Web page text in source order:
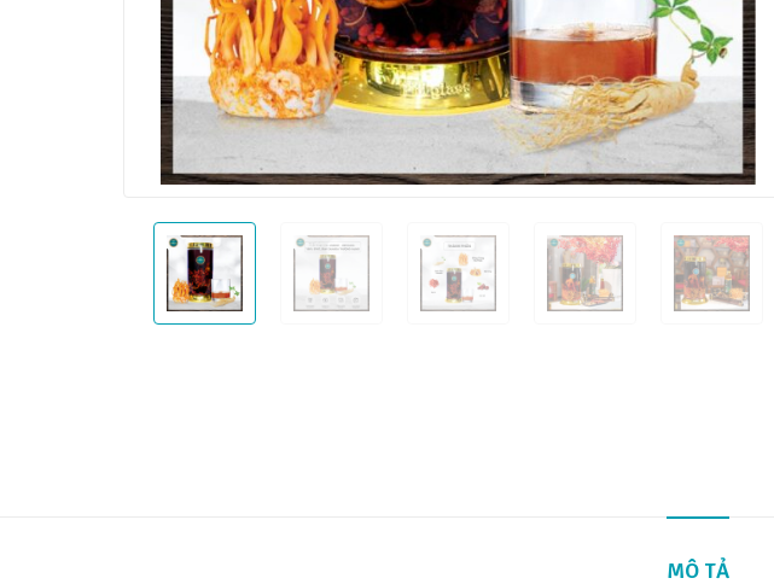
MÔ TẢ